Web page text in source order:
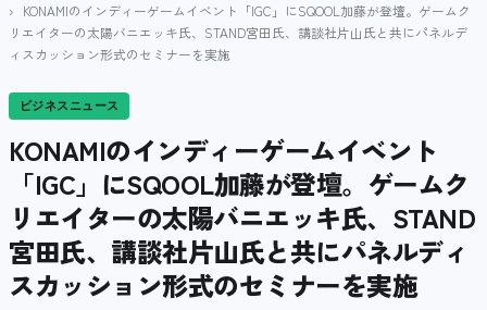
KONAMIのインディーゲームイベント「IGC」にSQOOL加藤が登壇。ゲームク
リエイターの太陽バニエッキ氏、STAND宮田氏、講談社片山氏と共にパネルデ
ィスカッション形式のセミナーを実施
ビジネスニュース
KONAMIのインディーゲームイベント
「IGC」にSQOOL加藤が登壇。ゲームク
リエイターの太陽バニエッキ氏、STAND
宮田氏、講談社片山氏と共にパネルディ
スカッション形式のセミナーを実施